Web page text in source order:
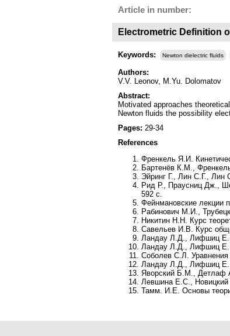
Article in number:
Electrometric Definition
Keywords: Newton dielectric fluids
Authors:
V.V. Leonov, M.Yu. Dolomatov
Abstract:
Motivated approaches
Newton fluids the possibility
Pages: 29-34
References
Френкель Я.И.
Бартенёв К.М.,
Эйринг Г., Лин С.Г., Лин
Рид Р., Праусниц Дж.,
592 с.
Фейнмановские лекции
Рабинович М.И.,
Никитин Н.Н. Курс
Савельев И.В. Курс
Ландау Л.Д., Лифшиц
Ландау Л.Д., Лифшиц
Соболев С.Л.
Ландау Л.Д., Лифшиц
Яворский Б.М., Детлаф
Левшина Е.С., Новицкий
Тамм. И.Е. Основы